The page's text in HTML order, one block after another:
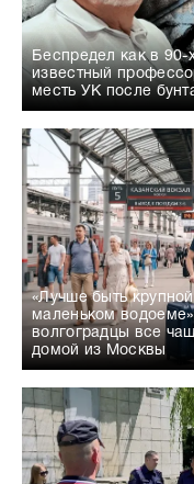
Беспредел как в 90-
известный
месть УК после
«Лучше быть
маленьком
волгоградцы все
домой из Москвы